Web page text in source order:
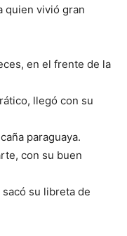
quien vivió gran
en el frente de la
llegó con su
paraguaya.
con su buen
su libreta de